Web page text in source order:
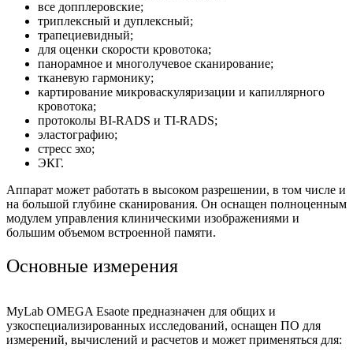
все допплеровские;
триплексный и дуплексный;
трапециевидный;
для оценки скорости кровотока;
панорамное и многолучевое сканирование;
тканевую гармонику;
картирование микроваскуляризации и капиллярного
кровотока;
протоколы BI-RADS и TI-RADS;
эластографию;
стресс эхо;
ЭКГ.
Аппарат может работать в высоком разрешении, в том числе и
на большой глубине сканирования. Он оснащен полноценным
модулем управления клиническими изображениями и
большим объемом встроенной памяти.
Основные измерения
MyLab OMEGA Esaote предназначен для общих и
узкоспециализированных исследований, оснащен ПО для
измерений, вычислений и расчетов и может применяться для: